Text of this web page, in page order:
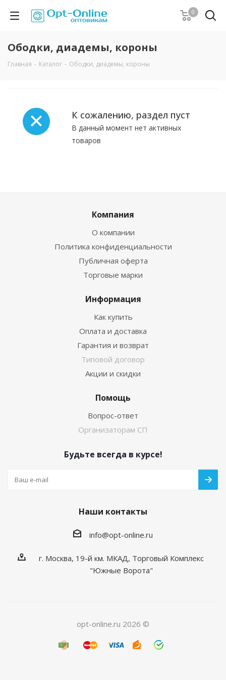
0
Ободки, диадемы, короны
Главная - Каталог - Ободки, диадемы, короны
К сожалению, раздел пуст
В данный момент нет активных
товаров
Компания
О компании
Политика конфиденциальности
Публичная оферта
Торговые марки
Информация
Как купить
Оплата и доставка
Гарантия и возврат
Типовой договор
Акции и скидки
Помощь
Вопрос-ответ
Организаторам СП
Будьте всегда в курсе!
Наши контакты
info@opt-online.ru
г. Москва, 19-й км. МКАД, Торговый Комплекс
"Южные Ворота"
opt-online.ru 2026 ©